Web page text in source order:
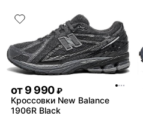
от9 990 ₽
Кроссовки New Balance
1906R Black